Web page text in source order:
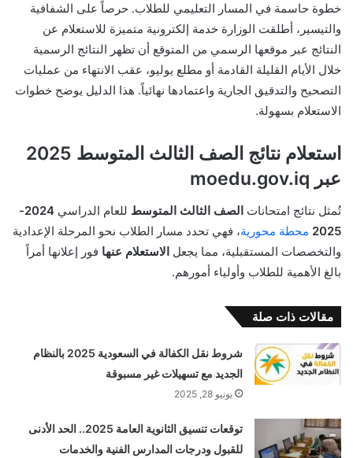
خطوة حاسمة في المسار التعليمي للطلاب. حرصاً على الشفافية
والتيسير، أطلقت الوزارة خدمة إلكترونية متميزة للاستعلام عن
النتائج عبر موقعها الرسمي من المتوقع أن تظهر النتائج الرسمية
خلال الأيام القليلة القادمة أو مطلع يوليو، عقب الانتهاء من عمليات
التصحيح والتدقيق الجارية واعتمادها نهائياً. هذا الدليل يوضح خطوات
الاستعلام بسهولة.
استعلام نتائج الصف الثالث المتوسط 2025
عبر moedu.gov.iq
تُمثل نتائج امتحانات الصف الثالث المتوسط للعام الدراسي
2024-
2025 محطة محورية، فهي تحدد مسار الطلاب نحو المرحلة الإعدادية
والتخصصات المستقبلية، مما يجعل الاستعلام عنها فور إعلانها أمراً
بالغ الأهمية للطلاب وأولياء أمورهم.
مقالات ذات صلة
شروط نقل الكفالة في السعودية 2025 بالنظام
الجديد مع تسهيلات غير مسبوقة
يونيو 28, 2025
توقعات تنسيق الثانوية العامة 2025.. الحد الأدنى
للقبول ودرجات المدارس الفنية والخدمات